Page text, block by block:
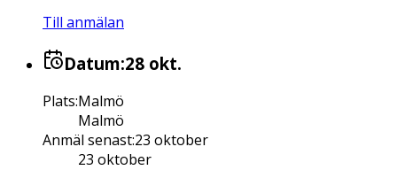
Till anmälan
Datum:28 okt.
Plats:Malmö
Malmö
Anmäl senast:23 oktober
23 oktober